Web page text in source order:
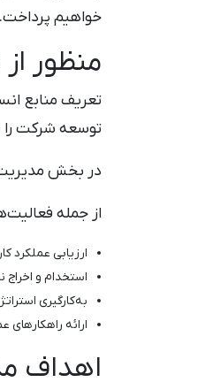
خواهیم پرداخت.
منظور
تعریف منابع
توسعه شرکت را
در بخش مدیریت
از جمله
ارزیابی عملکرد
استخدام و اخراج
به‌کارگیری
ارائه
اهداف